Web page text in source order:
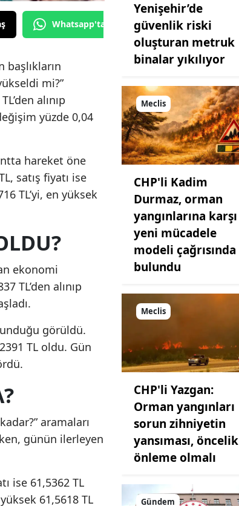
Whatsapp'tan Gönder
başlıkların
mi?”
alınıp
yüzde 0,04
hareket öne
satış fiyatı ise
TL’yi, en yüksek
ekonomi
TL’den alınıp
görüldü.
TL oldu. Gün
aramaları
günün ilerleyen
ise 61,5362 TL
61,5618 TL
Yenişehir’de
güvenlik riski
oluşturan metruk
binalar yıkılıyor
Meclis
CHP'li Kadim
Durmaz, orman
yangınlarına karşı
yeni mücadele
modeli çağrısında
bulundu
Meclis
CHP'li Yazgan:
Orman yangınları
sorun zihniyetin
yansıması, öncelik
önleme olmalı
Gündem